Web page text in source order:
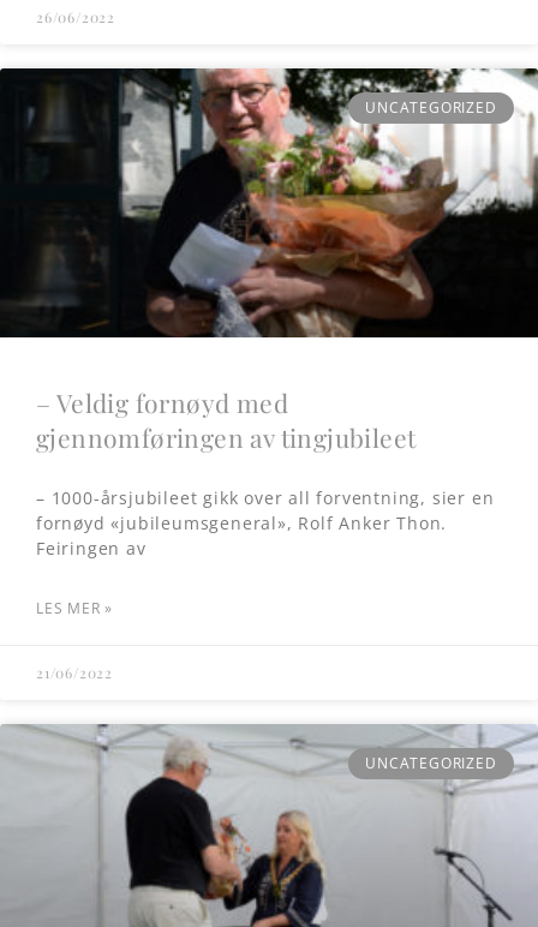
26/06/2022
UNCATEGORIZED
– Veldig fornøyd med
gjennomføringen av tingjubileet
– 1000-årsjubileet gikk over all forventning, sier en
fornøyd «jubileumsgeneral», Rolf Anker Thon.
Feiringen av
LES MER »
21/06/2022
UNCATEGORIZED